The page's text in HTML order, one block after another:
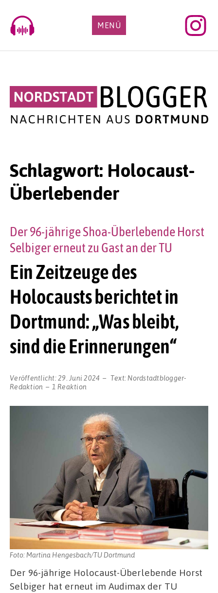
content
MENÜ
Schlagwort: Holocaust-
Überlebender
Ein Zeitzeuge des
Holocausts berichtet in
Dortmund: „Was bleibt,
sind die Erinnerungen“
Der 96-jährige Shoa-Überlebende Horst
Selbiger erneut zu Gast an der TU
Veröffentlicht:29. Juni 2024 Text: Nordstadtblogger-
Redaktion
1 Reaktion
Foto: Martina Hengesbach/TU Dortmund
Der 96-jährige Holocaust-Überlebende Horst
Selbiger hat erneut im Audimax der TU